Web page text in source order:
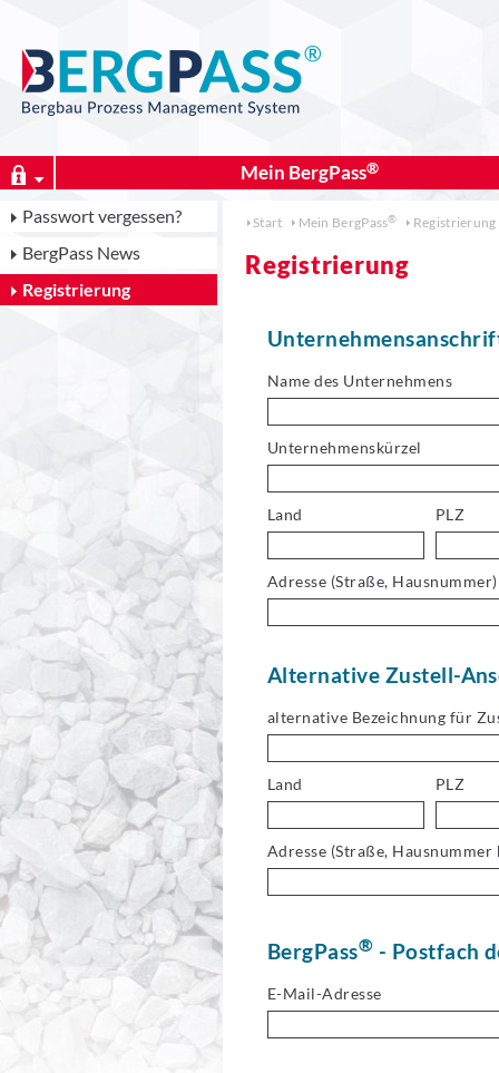
Mein BergPass
Passwort vergessen?
BergPass News
Registrierung
Start Mein BergPass Registrierung
Registrierung
Name des Unternehmens
Unternehmenskürzel
Land PLZ
Adresse (Straße, Hausnummer)
Alternative Zustell-
alternative Bezeichnung für
Land PLZ
Adresse (Straße, Hausnummer
BergPass® - Postfach
E-Mail-Adresse